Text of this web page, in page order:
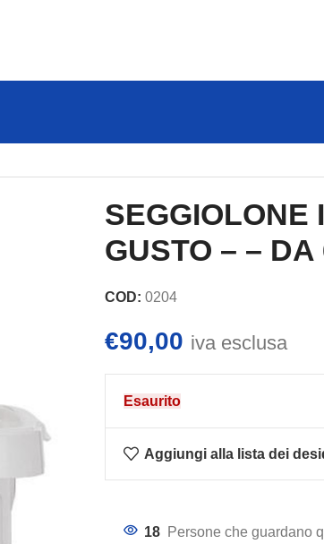
SEGGIOLONE
GUSTO – – DA
COD: 0204
€90,00 iva esclusa
Esaurito
Aggiungi alla lista dei
18 Persone che guardano